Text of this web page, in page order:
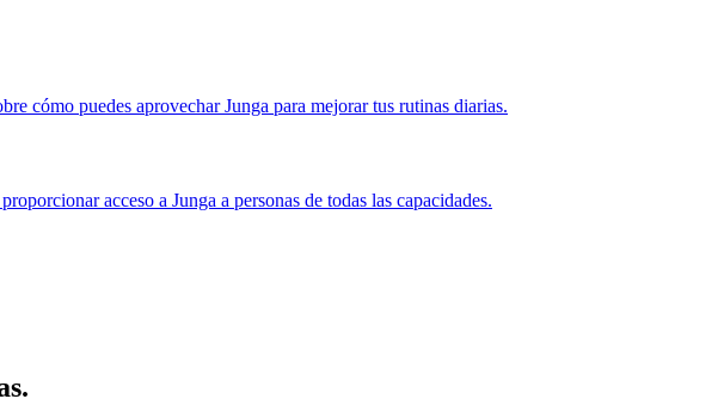
cómo puedes aprovechar Junga para mejorar tus rutinas diarias.
acceso a Junga a personas de todas las capacidades.